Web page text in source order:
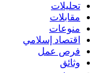
تحليلات
مقابلات
منوعات
اقتصاد إسلامي
فرص عمل
وثائق